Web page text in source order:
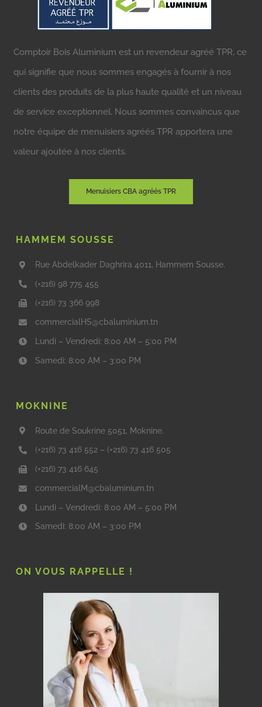
Comptoir Bois Aluminium est un revendeur agréé TPR, ce
qui signifie que nous sommes engagés à fournir à nos
clients des produits de la plus haute qualité et un niveau
de service exceptionnel. Nous sommes convaincus que
notre équipe de menuisiers agréés TPR apportera une
valeur ajoutée à nos clients.
Menuisiers CBA agréés TPR
HAMMEM SOUSSE
Rue Abdelkader Daghrira 4011, Hammem Sousse.
(+216) 98 775 455
(+216) 73 366 998
commercialHS@cbaluminium.tn
Lundi – Vendredi: 8:00 AM – 5:00 PM
Samedi: 8:00 AM – 3:00 PM
MOKNINE
Route de Soukrine 5051, Moknine.
(+216) 73 416 552 – (+216) 73 416 505
(+216) 73 416 645
commercialM@cbaluminium.tn
Lundi – Vendredi: 8:00 AM – 5:00 PM
Samedi: 8:00 AM – 3:00 PM
ON VOUS RAPPELLE !